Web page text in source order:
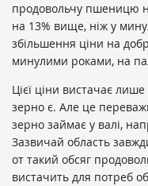
продовольчу пшеницю
на 13% вище, ніж у
збільшення ціни на
минулими роками, на
Цієї ціни вистачає
зерно є. Але це
зерно займає у валі,
Зазвичай область
от такий обсяг
вистачить для потреб